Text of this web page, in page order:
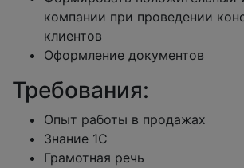
компании при проведении
клиентов
Оформление документов
Требования:
Опыт работы в продажах
Знание 1С
Грамотная речь